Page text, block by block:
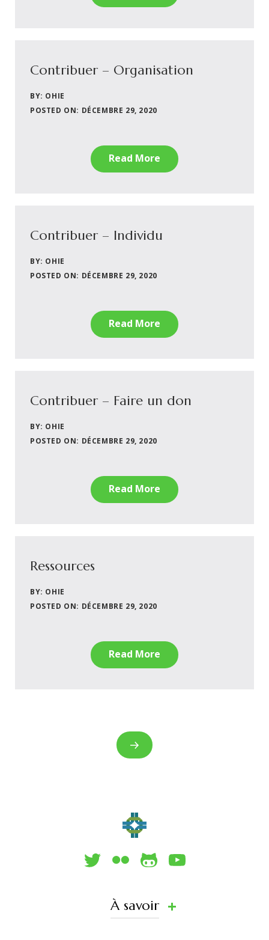
Contribuer – Organisation
BY: OHIE
POSTED ON: DÉCEMBRE 29, 2020
Read More
Contribuer – Individu
BY: OHIE
POSTED ON: DÉCEMBRE 29, 2020
Read More
Contribuer – Faire un don
BY: OHIE
POSTED ON: DÉCEMBRE 29, 2020
Read More
Ressources
BY: OHIE
POSTED ON: DÉCEMBRE 29, 2020
Read More
À savoir